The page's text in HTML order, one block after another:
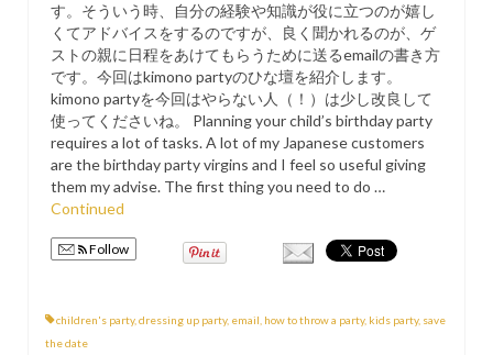
す。そういう時、自分の経験や知識が役に立つのが嬉し
くてアドバイスをするのですが、良く聞かれるのが、ゲ
ストの親に日程をあけてもらうために送るemailの書き方
です。今回はkimono partyのひな壇を紹介します。
kimono partyを今回はやらない人（！）は少し改良して
使ってくださいね。 Planning your child’s birthday party
requires a lot of tasks. A lot of my Japanese customers
are the birthday party virgins and I feel so useful giving
them my advise. The first thing you need to do …
Continued
Follow
children's party,dressing up party, email, how to throw a party, kids party, save
the date